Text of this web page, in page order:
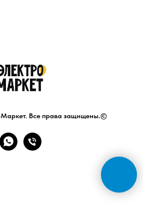
Все права защищены.©